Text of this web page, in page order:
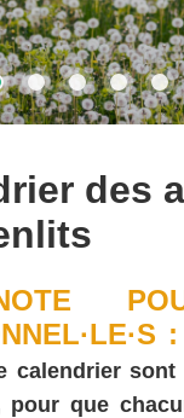
des
:
calendrier sont
pour que